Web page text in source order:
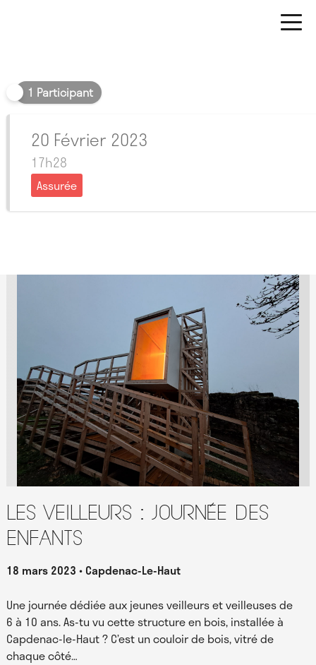
1 Participant
20 Février 2023
17h28
Assurée
Les Veilleurs : journée des
enfants
18 mars 2023 Capdenac-Le-Haut
Une journée dédiée aux jeunes veilleurs et veilleuses de
6 à 10 ans. As-tu vu cette structure en bois, installée à
Capdenac-le-Haut ? C’est un couloir de bois, vitré de
chaque côté…